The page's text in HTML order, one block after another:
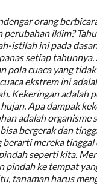
orang
perubahan iklim?
istilah ini pada
setiap tahunnya.
pola cuaca yang
ekstrem ini
Kekeringan adalah
Apa dampak
adalah organisme
bergerak dan
berarti mereka
seperti kita.
pindah ke tempat
tanaman harus